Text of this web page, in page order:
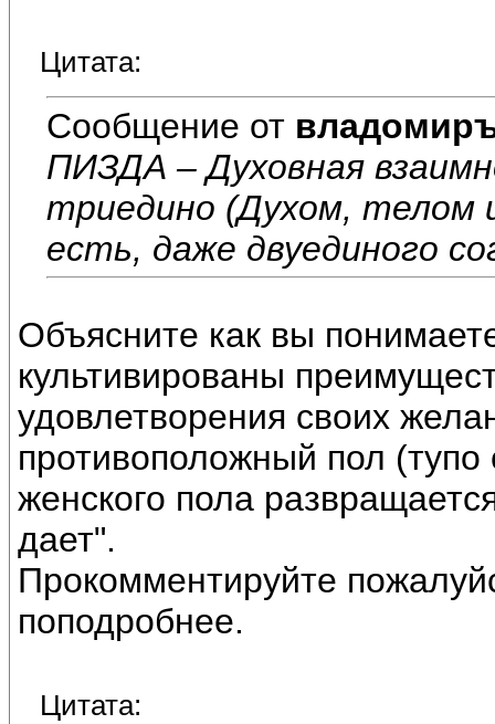
Цитата:
Сообщение от
ПИЗДА – Духовная
триедино (Духом, телом
есть, даже двуединого
Объясните как вы
культивированы
удовлетворения своих
противоположный пол
женского пола
дает".
Прокомментируйте
поподробнее.
Цитата: